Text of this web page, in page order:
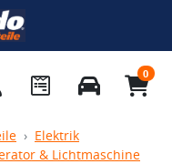
0
Elektrik
& Lichtmaschine